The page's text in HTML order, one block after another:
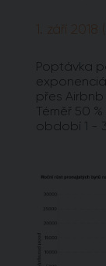
1. září 2018
Poptávka
přes
Téměř 50
období 1 -